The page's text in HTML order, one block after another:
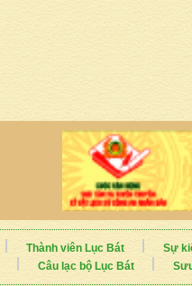
Thành viên Lục Bát
Sự
Câu lạc bộ Lục Bát